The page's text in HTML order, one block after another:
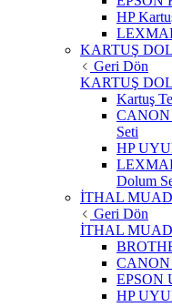
HP
KARTUŞ
Geri Dön
KARTUŞ
Kartuş
Seti
HP
Dolum
İTHAL
Geri Dön
İTHAL
EPSON
HP